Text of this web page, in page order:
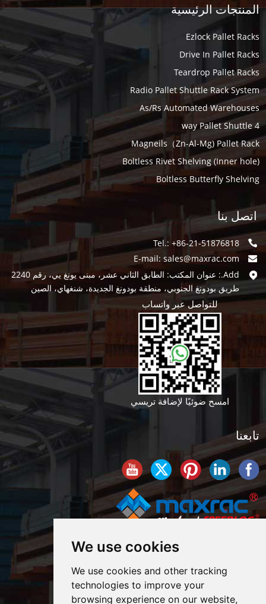
We use cookies
We use cookies and other tracking
technologies to improve your
browsing experience on our website,
المنتجات الرئيسية
Ezlock Pallet Racks
Drive In Pallet Racks
Teardrop Pallet Racks
Radio Pallet Shuttle Rack System
As/Rs Automated Warehouses
4 way Pallet Shuttle
Magneils（Zn-Al-Mg) Pallet Rack
Boltless Rivet Shelving (Inner hole)
Boltless Butterfly Shelving
اتصل بنا
Tel.: +86-21-51876818
E-mail: sales@maxrac.com
Add.: عنوان المكتب: الطابق الثاني عشر، مبنى يونغ يي، رقم 2240
طريق بودونغ الجنوبي، منطقة بودونغ الجديدة، شنغهاي، الصين
للتواصل عبر واتساب
امسح ضوئيًا لإضافة تريسي
تابعنا